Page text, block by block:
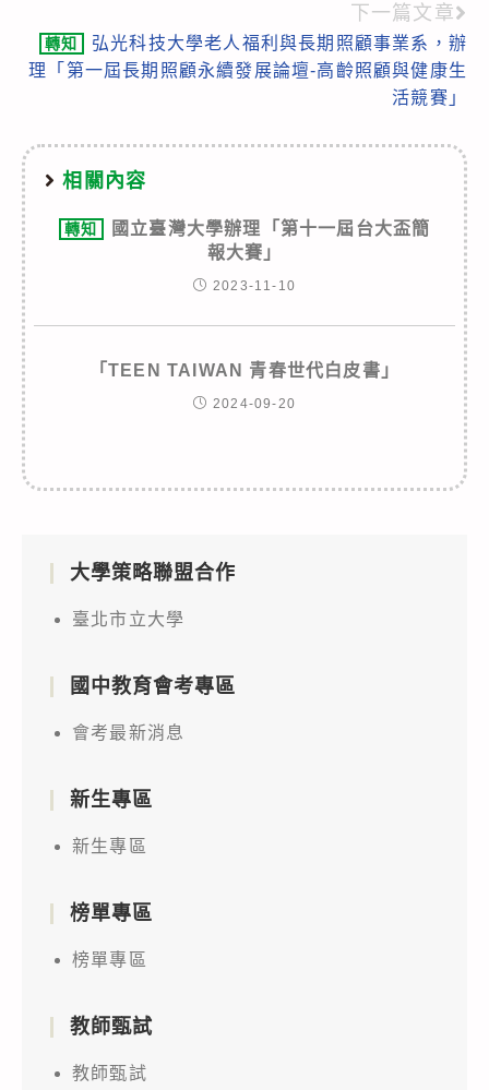
下一篇文章
轉知
弘光科技大學老人福利與長期照顧事業系，辦
理「第一屆長期照顧永續發展論壇-高齡照顧與健康生
活競賽」
相關內容
轉知
國立臺灣大學辦理「第十一屆台大盃簡
報大賽」
2023-11-10
「TEEN TAIWAN 青春世代白皮書」
2024-09-20
大學策略聯盟合作
臺北市立大學
國中教育會考專區
會考最新消息
新生專區
新生專區
榜單專區
榜單專區
教師甄試
教師甄試